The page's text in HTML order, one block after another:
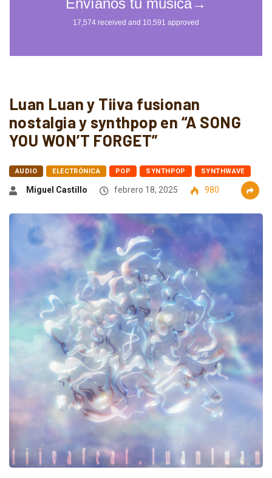
Luan Luan y Tiiva fusionan
nostalgia y synthpop en “A SONG
YOU WON’T FORGET”
AUDIO ELECTRÓNICA POP SYNTHPOP SYNTHWAVE
Miguel Castillo febrero 18, 2025 980